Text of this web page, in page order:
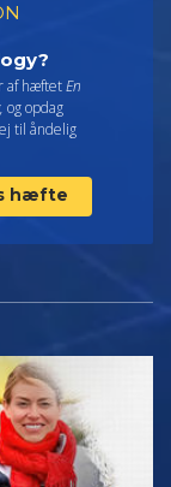
af hæftetEn
og opdag
til åndelig
hæfte